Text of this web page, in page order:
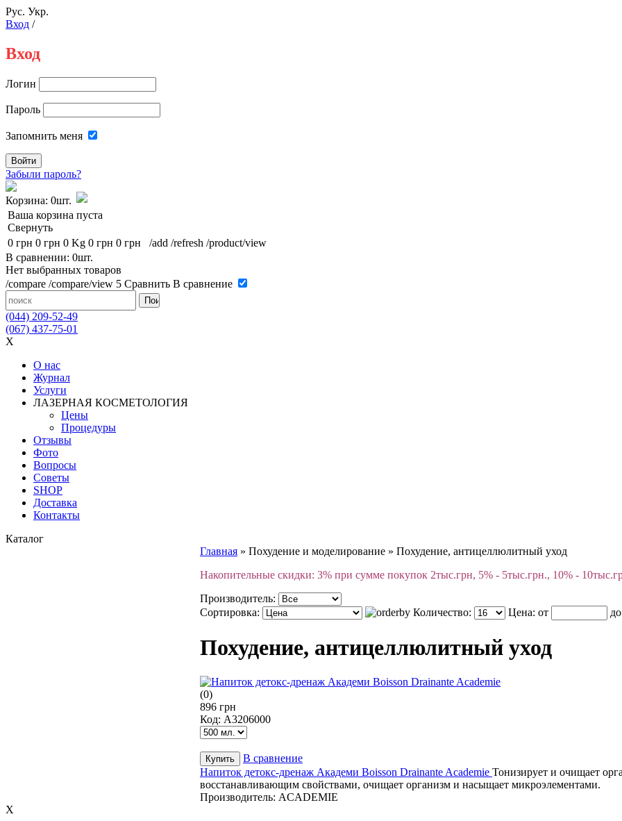
Рус. Укр.
Вход /
Вход
Логин
Пароль
Запомнить меня
Забыли пароль?
Корзина: 0шт.
Ваша корзина пуста
Свернуть
0 грн 0 грн 0 Kg 0 грн 0 грн /add /refresh /product/view
В сравнении: 0шт.
Нет выбранных товаров
/compare /compare/view 5 Сравнить В сравнение
(044) 209-52-49
(067) 437-75-01
X
О нас
Журнал
Услуги
ЛАЗЕРНАЯ КОСМЕТОЛОГИЯ
Цены
Процедуры
Отзывы
Фото
Вопросы
Советы
SHOP
Доставка
Контакты
Каталог
Главная » Похудение и моделирование » Похудение, антицеллюлитный уход
Накопительные скидки: 3% при сумме покупок 2тыс.грн, 5% - 5тыс.грн., 10% -
Производитель:
Сортировка:
Количество: Цена: от до
Похудение, антицеллюлитный уход
(0)
896 грн
Код: А3206000
В сравнение
Напиток детокс-дренаж Академи Boisson Drainante Academie Тонизирует и очищает
восстанавливающим свойствами, очищает организм и насыщает микроэлементами.
Производитель: ACADEMIE
X